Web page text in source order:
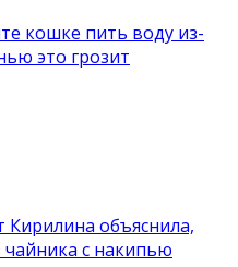
кошке пить воду из-
это грозит
Кирилина объяснила,
чайника с накипью